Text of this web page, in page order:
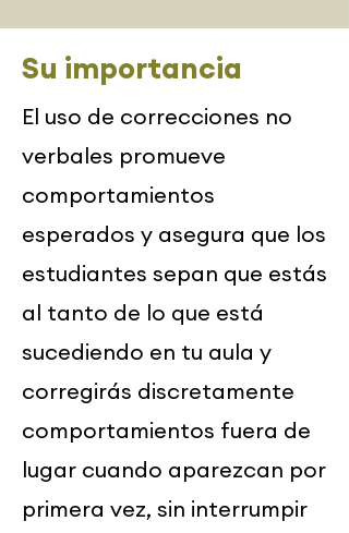
Su importancia
El uso de correcciones no
verbales promueve
comportamientos
esperados y asegura que los
estudiantes sepan que estás
al tanto de lo que está
sucediendo en tu aula y
corregirás discretamente
comportamientos fuera de
lugar cuando aparezcan por
primera vez, sin interrumpir